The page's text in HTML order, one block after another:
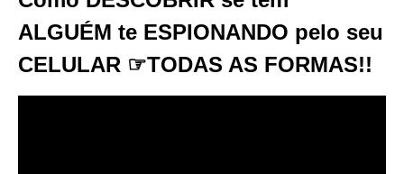
ALGUÉM te ESPIONANDO pelo seu
CELULAR ☞TODAS AS FORMAS!!